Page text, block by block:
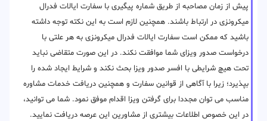
پیش از زمان مصاحبه از طریق شماره پیگیری با سفارت ایالات فدرال
میکرونزی در ارتباط باشند. همچنین لازم است به این نکته توجه داشته
باشید که ممکن است سفارت ایالات فدرال میکرونزی به هر علتی با
درخواست صدور ویزای شما موافقت نکند. در این صورت متقاضی نباید
تحت هیچ شرایطی با افسر صدور ویزا بحث نکند و شرایط ایجاد شده را
بپذیرد؛ زیرا با آگاهی از قوانین سفارت و همچنین دریافت خدمات مشاوره
مناسب می توان مجددا برای گرفتن ویزا اقدام موفق نمود. شما می توانید،
در این خصوص اطلاعات بیشتری از مشاورین این عرصه دریافت نمایید.